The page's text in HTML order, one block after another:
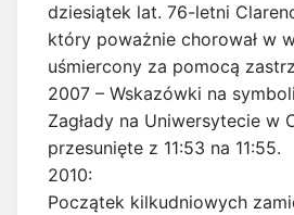
dziesiątek lat. 76-letni
który poważnie chorował w
uśmiercony za pomocą
2007 – Wskazówki na
Zagłady na Uniwersytecie w
przesunięte z 11:53 na 11:55.
2010:
Początek kilkudniowych